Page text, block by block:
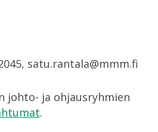
satu.rantala@mmm.fi
johto- ja ohjausryhmien
.